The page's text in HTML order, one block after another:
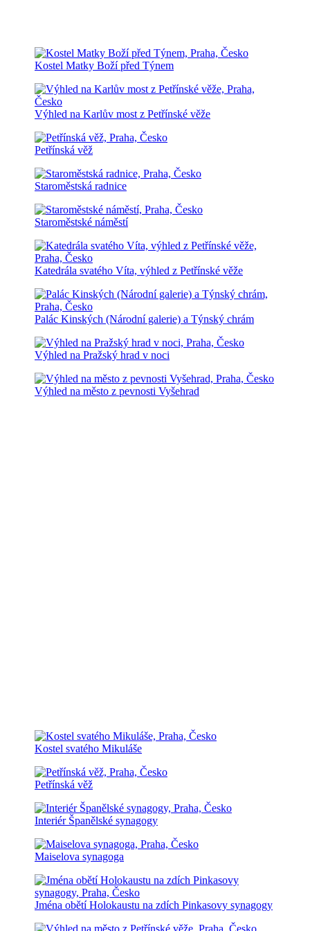
Kostel Matky Boží před Týnem
Výhled na Karlův most z Petřínské věže
Petřínská věž
Staroměstská radnice
Staroměstské náměstí
Katedrála svatého Víta, výhled z Petřínské věže
Palác Kinských (Národní galerie) a Týnský chrám
Výhled na Pražský hrad v noci
Výhled na město z pevnosti Vyšehrad
Kostel svatého Mikuláše
Petřínská věž
Interiér Španělské synagogy
Maiselova synagoga
Jména obětí Holokaustu na zdích Pinkasovy synagogy